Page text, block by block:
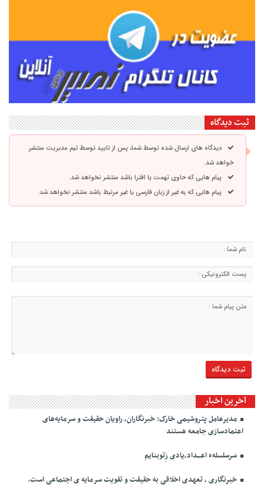
ثبت دیدگاه
دیدگاه های ارسال شده توسط شما، پس از تایید توسط تیم مدیریت منتشر
خواهد شد.
پیام هایی که حاوی تهمت یا افترا باشد منتشر نخواهد شد.
پیام هایی که به غیر از زبان فارسی یا غیر مرتبط باشد منتشر نخواهد شد.
آخرین اخبار
مدیرعامل پتروشیمی خارک: خبرنگاران، راویان حقیقت و سرمایه‌های
اعتمادسازی جامعه هستند
سَرسلسلهء اعـــداد،یادی زِتوبنایم
خبرنگاری ، تعهدی اخلاقی به حقیقت و تقویت سرمایه ی اجتماعی است.